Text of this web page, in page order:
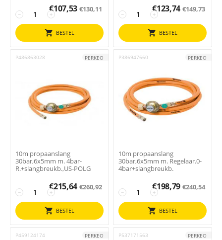
+
−
€107,53 €130,11
BESTEL
+
−
€123,74 €149,73
BESTEL
P486863028 PERKEO
10m propaanslang
30bar,6x5mm m. 4bar-
R.+slangbreukb.,US-POLG
+
−
€215,64 €260,92
BESTEL
P386947660 PERKEO
10m propaanslang
30bar,6x5mm m. Regelaar.0-
4bar+slangbreukb.
+
−
€198,79 €240,54
BESTEL
P459124174 PERKEO P537171563 PERKEO